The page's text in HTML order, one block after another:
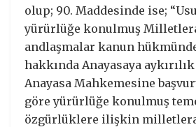
olup; 90. Maddesinde ise;
yürürlüğe konulmuş
andlaşmalar kanun
hakkında Anayasaya
Anayasa Mahkemesine
göre yürürlüğe konulmuş
özgürlüklere ilişkin